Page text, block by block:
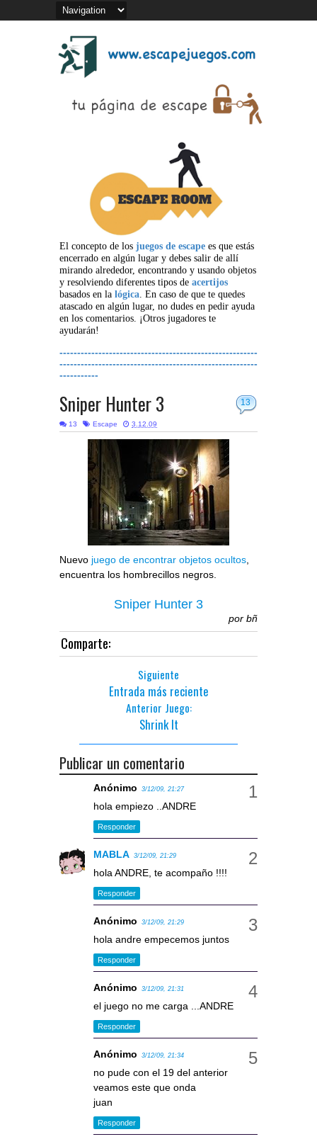
El concepto de los juegos de escape es que estás
encerrado en algún lugar y debes salir de allí
mirando alrededor, encontrando y usando objetos
y resolviendo diferentes tipos de acertijos
basados en la lógica. En caso de que te quedes
atascado en algún lugar, no dudes en pedir ayuda
en los comentarios. ¡Otros jugadores te
ayudarán!
--------------------------------------------------------
--------------------------------------------------------
-----------
13
Sniper Hunter 3
13 Escape 3.12.09
Nuevo juego de encontrar objetos ocultos,
encuentra los hombrecillos negros.
Sniper Hunter 3
por bñ
Comparte:
Siguiente
Entrada más reciente
Anterior Juego:
Shrink It
Publicar un comentario
Anónimo 3/12/09, 21:27
hola empiezo ..ANDRE
Responder
MABLA 3/12/09, 21:29
hola ANDRE, te acompaño !!!!
Responder
Anónimo 3/12/09, 21:29
hola andre empecemos juntos
Responder
Anónimo 3/12/09, 21:31
el juego no me carga ...ANDRE
Responder
Anónimo 3/12/09, 21:34
no pude con el 19 del anterior
veamos este que onda
juan
Responder